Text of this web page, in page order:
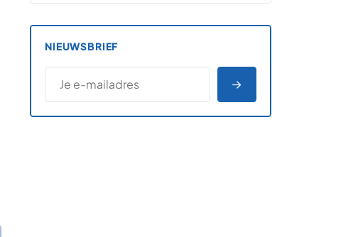
NIEUWSBRIEF
E-MAILADRES
*
AANMELDEN